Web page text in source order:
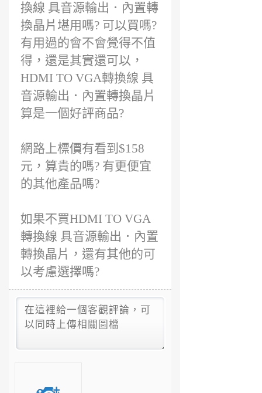
換線 具音源輸出．內置轉
換晶片堪用嗎? 可以買嗎?
有用過的會不會覺得不值
得，還是其實還可以，
HDMI TO VGA轉換線 具
音源輸出．內置轉換晶片
算是一個好評商品?
網路上標價有看到$158
元，算貴的嗎? 有更便宜
的其他產品嗎?
如果不買HDMI TO VGA
轉換線 具音源輸出．內置
轉換晶片，還有其他的可
以考慮選擇嗎?